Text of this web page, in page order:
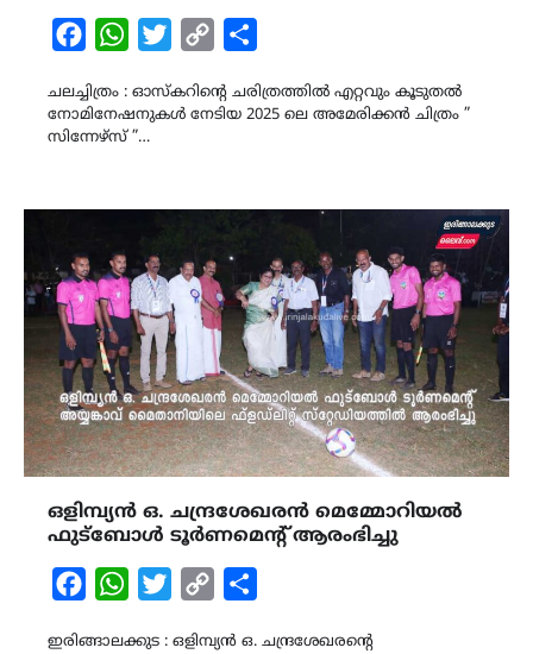
FacebookWhatsAppTwitterCopy
ചലച്ചിത്രം : ഓസ്കറിൻ്റെ ചരിത്രത്തിൽ എറ്റവും കൂടുതൽ
നോമിനേഷനുകൾ നേടിയ 2025 ലെ അമേരിക്കൻ ചിത്രം ”
സിന്നേഴ്സ് ”…
ഒളിമ്പ്യൻ ഒ. ചന്ദ്രശേഖരൻ മെമ്മോറിയൽ
ഫുട്ബോൾ ടൂർണമെന്റ് ആരംഭിച്ചു
FacebookWhatsAppTwitterCopy
ഇരിങ്ങാലക്കുട : ഒളിമ്പ്യൻ ഒ. ചന്ദ്രശേഖരന്റെ